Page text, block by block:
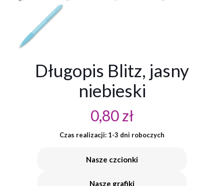
Długopis Blitz, jasny
niebieski
0,80zł
Czas realizacji: 1-3 dni roboczych
Nasze czcionki
Nasze grafiki